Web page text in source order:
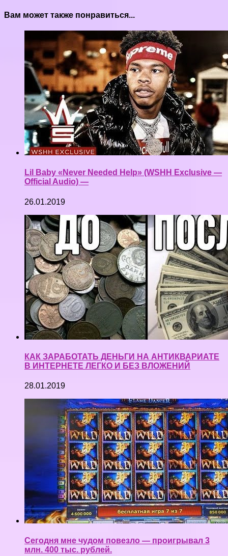
Вам может также понравиться...
Lil Baby «Never Needed Help» (WSHH Exclusive —
Official Audio) —
26.01.2019
КАК ЗАРАБОТАТЬ ДЕНЬГИ НА АНТИКВАРИАТЕ
В ИНТЕРНЕТЕ ЛЕГКО И БЕЗ ВЛОЖЕНИЙ
28.01.2019
Сегодня мне чудом повезло — проигрывал 3
млн. 400 тыс. рублей.